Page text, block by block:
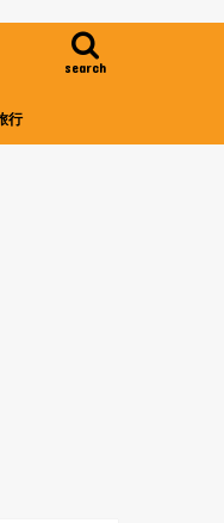
search
行